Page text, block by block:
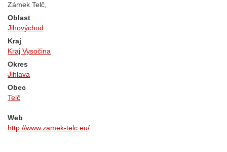
Zámek Telč,
Oblast
Jihovýchod
Kraj
Kraj Vysočina
Okres
Jihlava
Obec
Telč
Web
http://www.zamek-telc.eu/